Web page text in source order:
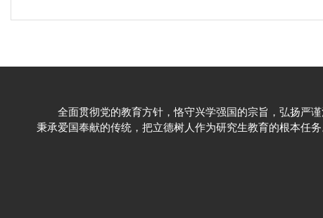
全面贯彻党的教育方针，恪守兴学强国的宗旨，弘扬严谨
秉承爱国奉献的传统，把立德树人作为研究生教育的根本任务